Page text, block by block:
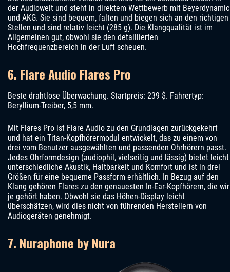
der Audiowelt und steht in direktem Wettbewerb mit Beyerdynamic
und AKG. Sie sind bequem, falten und biegen sich an den richtigen
Stellen und sind relativ leicht (285 g). Die Klangqualität ist im
Allgemeinen gut, obwohl sie den detaillierten
Hochfrequenzbereich in der Luft scheuen.
6. Flare Audio Flares Pro
Beste drahtlose Überwachung. Startpreis: 239 $. Fahrertyp:
Beryllium-Treiber, 5,5 mm.
Mit Flares Pro ist Flare Audio zu den Grundlagen zurückgekehrt
und hat ein Titan-Kopfhörermodul entwickelt, das zu einem von
drei vom Benutzer ausgewählten und passenden Ohrhörern passt.
Jedes Ohrformdesign (audiophil, vielseitig und lässig) bietet leicht
unterschiedliche Akustik, Haltbarkeit und Komfort und ist in drei
Größen für eine bequeme Passform erhältlich. In Bezug auf den
Klang gehören Flares zu den genauesten In-Ear-Kopfhörern, die wir
je gehört haben. Obwohl sie das Höhen-Display leicht
überschätzen, wird dies nicht von führenden Herstellern von
Audiogeräten genehmigt.
7. Nuraphone by Nura